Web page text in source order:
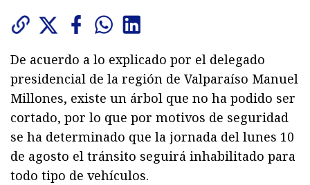
De acuerdo a lo explicado por el delegado
presidencial de la región de Valparaíso Manuel
Millones, existe un árbol que no ha podido ser
cortado, por lo que por motivos de seguridad
se ha determinado que la jornada del lunes 10
de agosto el tránsito seguirá inhabilitado para
todo tipo de vehículos.